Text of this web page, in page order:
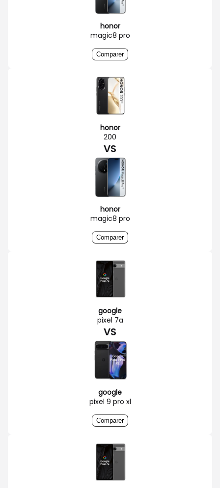
honor
magic8 pro
Comparer
honor
200
VS
honor
magic8 pro
Comparer
google
pixel 7a
VS
google
pixel 9 pro xl
Comparer